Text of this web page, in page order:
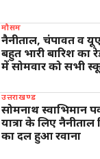
मौसम
नैनीताल, चंपावत व
बहुत भारी बारिश का
में सोमवार को सभी
उत्तराखण्ड
सोमनाथ स्वाभिमान
यात्रा के लिए
का दल हुआ रवाना